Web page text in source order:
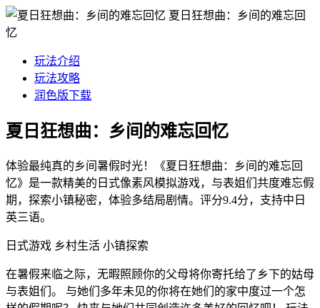
夏日狂想曲：乡间的难忘回
忆
玩法介绍
玩法攻略
润色版下载
夏日狂想曲：乡间的难忘回忆
体验最纯真的乡间暑假时光！《夏日狂想曲：乡间的难忘回
忆》是一款精美的日式像素风模拟游戏，与表姐们共度难忘假
期，探索小镇秘密，体验多结局剧情。评分9.4分，支持中日
英三语。
日式游戏 乡村生活 小镇探索
在暑假来临之际，无暇照顾你的父母将你寄托给了乡下的姑母
与表姐们。 与她们多年未见的你将在她们的家中度过一个怎